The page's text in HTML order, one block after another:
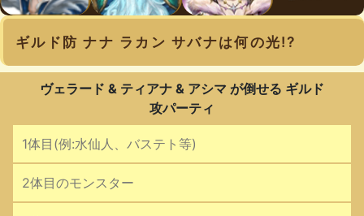
ギルド防 ナナ ラカン サバナは何の光!?
ヴェラード & ティアナ & アシマ が倒せる ギルド
攻パーティ